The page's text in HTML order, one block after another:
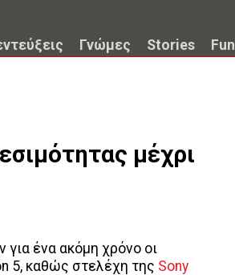
Γνώμες Stories Fun
μέχρι
για ένα ακόμη χρόνο οι
5, καθώς στελέχη της Sony